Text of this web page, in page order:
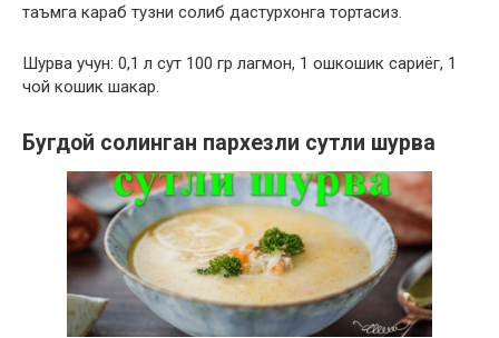
таъмга караб тузни солиб дастурхонга тортасиз.
Шурва учун: 0,1 л сут 100 гр лагмон, 1 ошкошик сариёг, 1
чой кошик шакар.
Бугдой солинган пархезли сутли шурва